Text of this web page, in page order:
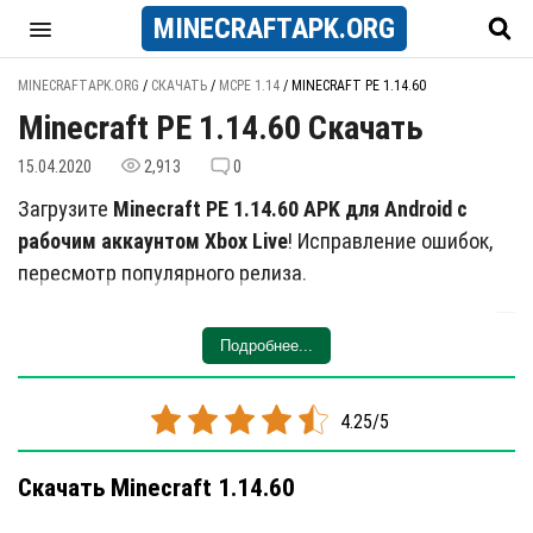
MINECRAFTAPK.ORG
MINECRAFTAPK.ORG / СКАЧАТЬ / MCPE 1.14 / MINECRAFT PE 1.14.60
Minecraft PE 1.14.60 Скачать
15.04.2020 2,913 0
Загрузите Minecraft PE 1.14.60 APK для Android с
рабочим аккаунтом Xbox Live! Исправление ошибок,
пересмотр популярного релиза.
Почему вдруг 1.14?
Но а что же с версией 1.16? До выпуска этого
1.14. Mojang перешел к следующим версиям, но
теперь решил завершить эту. Вероятно, это
окончательная версия 1.14.
Подробнее...
4.25/5
Скачать Minecraft 1.14.60